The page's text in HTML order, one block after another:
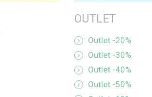
OUTLET
Outlet -20%
Outlet -30%
Outlet -40%
Outlet -50%